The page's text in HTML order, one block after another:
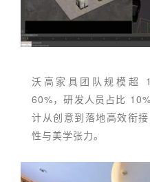
沃高家具团队规模超
60%，研发人员占比
计从创意到落地高效衔
性与美学张力。